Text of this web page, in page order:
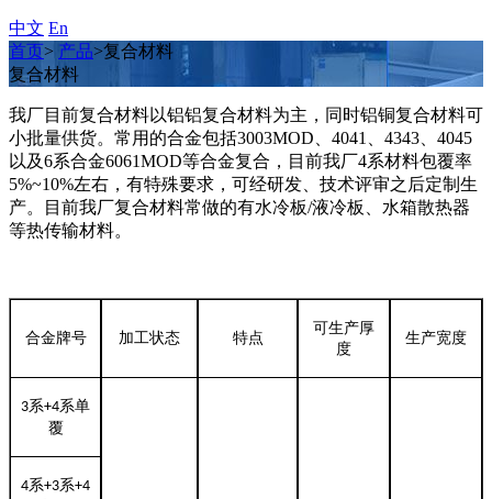
中文 En
首页> 产品>复合材料
复合材料
我厂目前复合材料以铝铝复合材料为主，同时铝铜复合材料可
小批量供货。常用的合金包括3003MOD、4041、4343、4045
以及6系合金6061MOD等合金复合，目前我厂4系材料包覆率
5%~10%左右，有特殊要求，可经研发、技术评审之后定制生
产。目前我厂复合材料常做的有水冷板/液冷板、水箱散热器
等热传输材料。
合金牌号 加工状态 特点
可生产厚
度
生产宽度
3系+4系单
覆
4系+3系+4